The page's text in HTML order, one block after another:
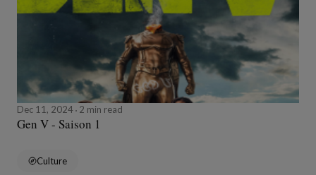
Dec 11, 2024 2 min read
Gen V - Saison 1
Culture